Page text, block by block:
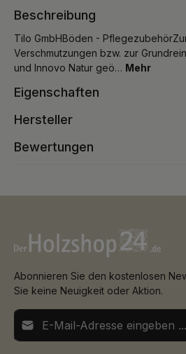
Beschreibung
Tilo GmbHBöden -
Verschmutzungen bzw. zur
und Innovo Natur geö… Mehr
Eigenschaften
Hersteller
Bewertungen
Abonnieren Sie den kostenlosen
Sie keine Neuigkeit oder Aktion.
E-Mail-Adresse*